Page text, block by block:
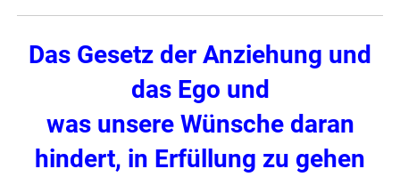
Das Gesetz der Anziehung und
das Ego und
was unsere Wünsche daran
hindert, in Erfüllung zu gehen